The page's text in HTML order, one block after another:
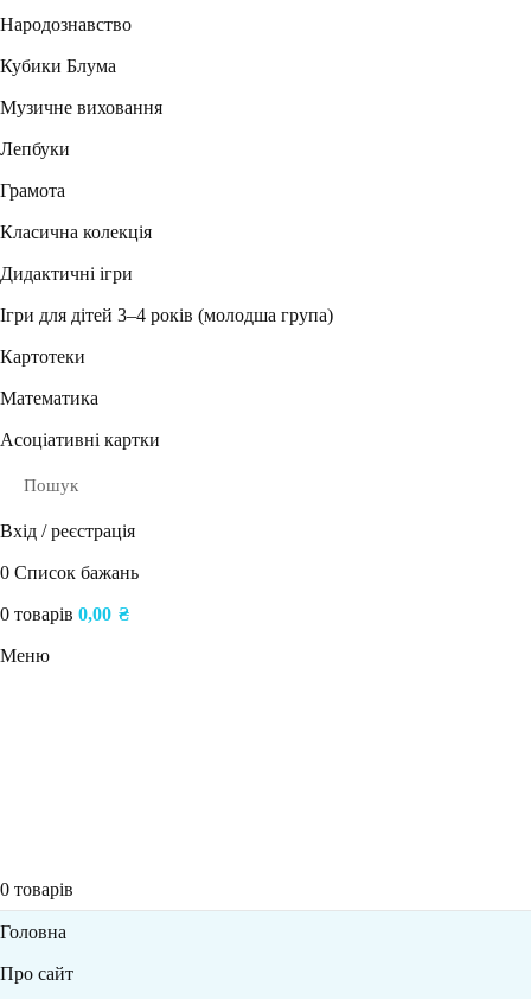
Народознавство
Кубики Блума
Музичне виховання
Лепбуки
Грамота
Класична колекція
Дидактичні ігри
Ігри для дітей 3–4 років (молодша група)
Картотеки
Математика
Асоціативні картки
Пошук
Вхід / реєстрація
0 Список бажань
0 товарів 0,00 ₴
Меню
0 товарів
Головна
Про сайт